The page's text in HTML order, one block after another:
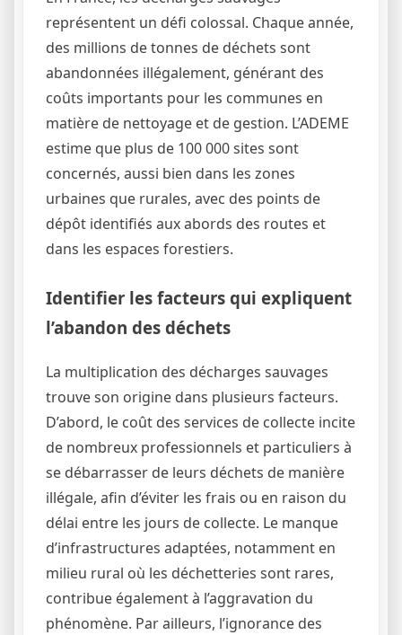
représentent un défi colossal. Chaque année,
des millions de tonnes de déchets sont
abandonnées illégalement, générant des
coûts importants pour les communes en
matière de nettoyage et de gestion. L’ADEME
estime que plus de 100 000 sites sont
concernés, aussi bien dans les zones
urbaines que rurales, avec des points de
dépôt identifiés aux abords des routes et
dans les espaces forestiers.
Identifier les facteurs qui expliquent
l’abandon des déchets
La multiplication des décharges sauvages
trouve son origine dans plusieurs facteurs.
D’abord, le coût des services de collecte incite
de nombreux professionnels et particuliers à
se débarrasser de leurs déchets de manière
illégale, afin d’éviter les frais ou en raison du
délai entre les jours de collecte. Le manque
d’infrastructures adaptées, notamment en
milieu rural où les déchetteries sont rares,
contribue également à l’aggravation du
phénomène. Par ailleurs, l’ignorance des